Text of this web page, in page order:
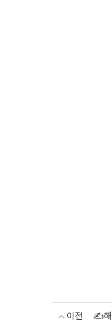
이전
✍해